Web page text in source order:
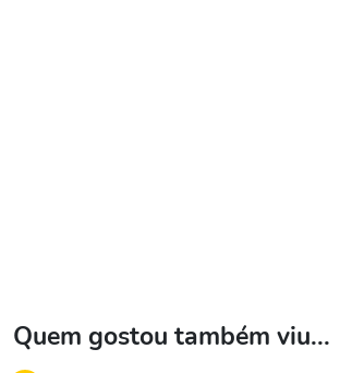
Quem gostou também viu...